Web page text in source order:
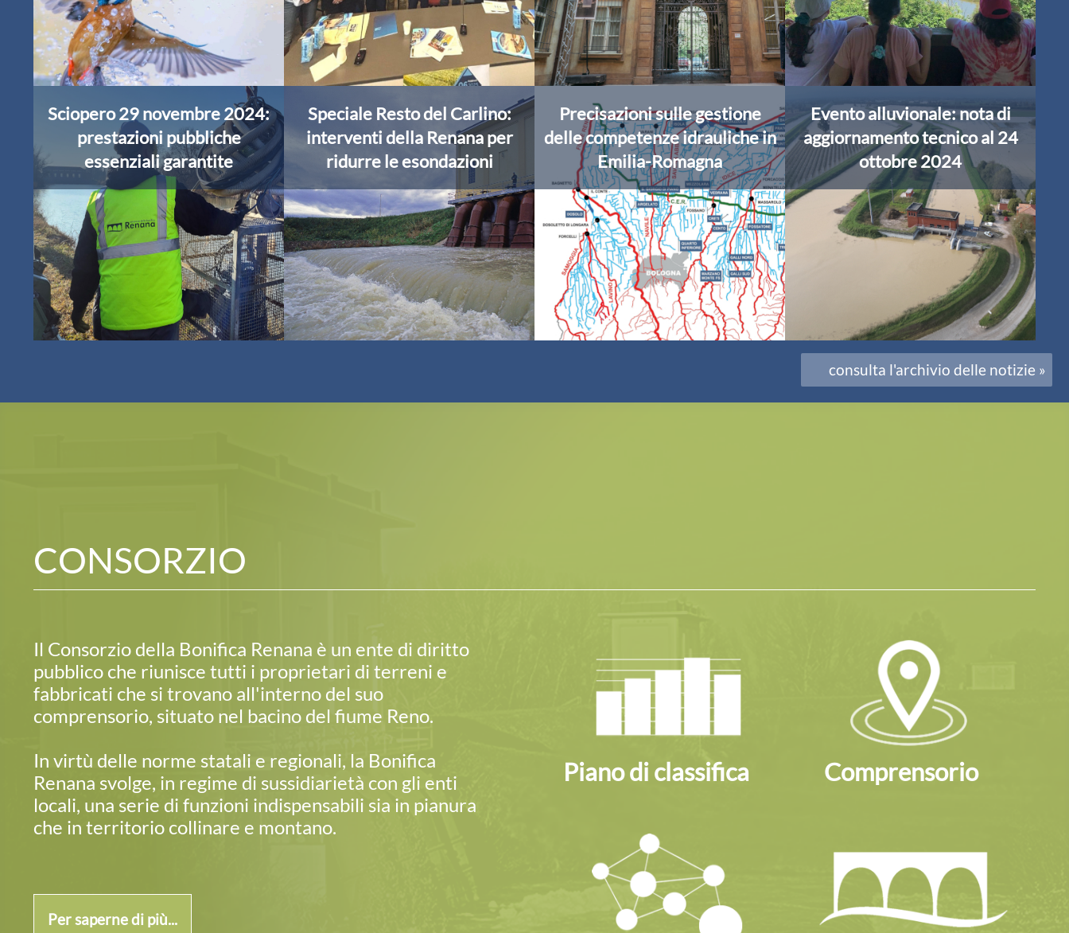
Sciopero 29 novembre 2024:
prestazioni pubbliche
essenziali garantite
Speciale Resto del Carlino:
interventi della Renana per
ridurre le esondazioni
Precisazioni sulle gestione
delle competenze idrauliche in
Emilia-Romagna
Evento alluvionale: nota di
aggiornamento tecnico al 24
ottobre 2024
consulta l'archivio delle notizie »
CONSORZIO
Il Consorzio della Bonifica Renana è un ente di diritto
pubblico che riunisce tutti i proprietari di terreni e
fabbricati che si trovano all'interno del suo
comprensorio, situato nel bacino del fiume Reno.
In virtù delle norme statali e regionali, la Bonifica
Renana svolge, in regime di sussidiarietà con gli enti
locali, una serie di funzioni indispensabili sia in pianura
che in territorio collinare e montano.
Per saperne di più...
Comprensorio
Piano di classifica